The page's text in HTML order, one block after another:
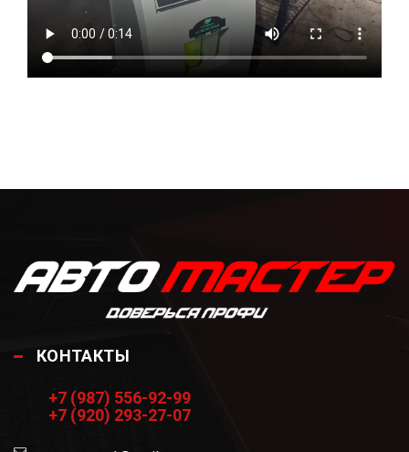
КОНТАКТЫ
+7 (987) 556-92-99
+7 (920) 293-27-07